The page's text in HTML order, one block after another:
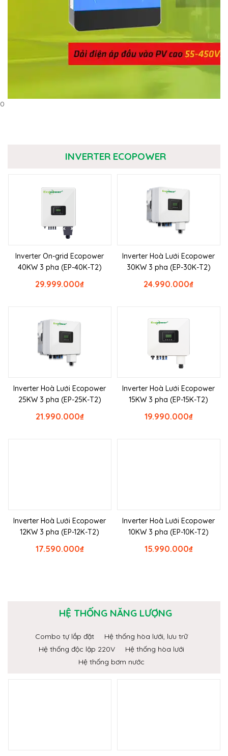
0
INVERTER ECOPOWER
Inverter On-grid Ecopower
40KW 3 pha (EP-40K-T2)
₫
29.999.000
Inverter Hoà Lưới Ecopower
30KW 3 pha (EP-30K-T2)
₫
24.990.000
Inverter Hoà Lưới Ecopower
25KW 3 pha (EP-25K-T2)
₫
21.990.000
Inverter Hoà Lưới Ecopower
15KW 3 pha (EP-15K-T2)
₫
19.990.000
Inverter Hoà Lưới Ecopower
12KW 3 pha (EP-12K-T2)
₫
17.590.000
Inverter Hoà Lưới Ecopower
10KW 3 pha (EP-10K-T2)
₫
15.990.000
HỆ THỐNG NĂNG LƯỢNG
Combo tự lắp đặt
Hệ thống hòa lưới, lưu trữ
Hệ thống độc lập 220V
Hệ thống hòa lưới
Hệ thống bơm nước